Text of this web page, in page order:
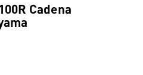
Cadena